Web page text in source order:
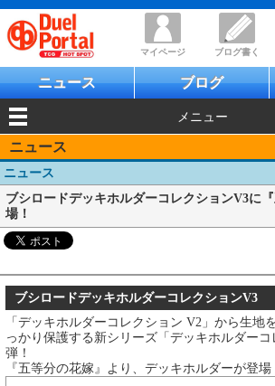
マイページ ブログ書く
ニュース ブログ
メニュー
ニュース
ニュース
ブシロードデッキホルダーコレクションV3に
場！
ブシロードデッキホルダーコレクションV3
「デッキホルダーコレクション V2」から生地
っかり保護する新シリーズ「デッキホルダー
弾！
『五等分の花嫁』より、デッキホルダーが登場